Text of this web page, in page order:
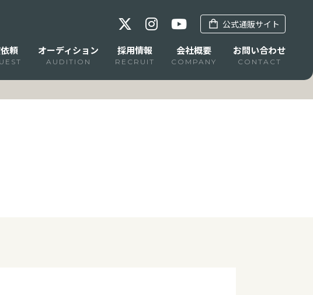
公式通販サイト
頼 オーディション
AUDITION
採用情報
RECRUIT
会社概要
COMPANY
お問い合わせ
CONTACT